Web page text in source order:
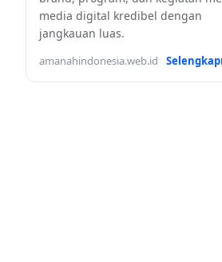
media digital kredibel dengan
jangkauan luas.
amanahindonesia.web.id